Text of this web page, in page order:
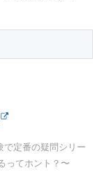
で定番の疑問シリー
ってホント？〜